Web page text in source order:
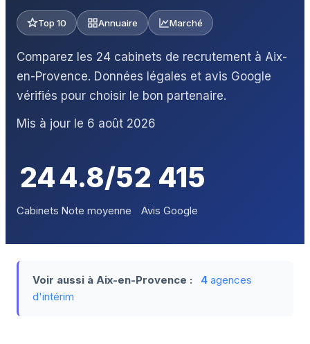
Top 10 Annuaire Marché
Comparez les 24 cabinets de recrutement à Aix-
en-Provence. Données légales et avis Google
vérifiés pour choisir le bon partenaire.
Mis à jour le 6 août 2026
24
Cabinets
4.8/5
Note moyenne
2 415
Avis Google
Voir aussi à Aix-en-Provence : 4 agences
d'intérim